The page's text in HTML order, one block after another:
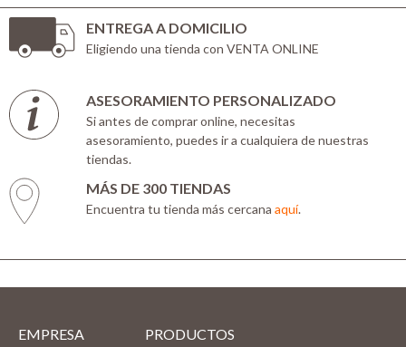
ENTREGA A DOMICILIO
Eligiendo una tienda con VENTA ONLINE
ASESORAMIENTO PERSONALIZADO
Si antes de comprar online, necesitas
asesoramiento, puedes ir a cualquiera de nuestras
tiendas.
MÁS DE 300 TIENDAS
Encuentra tu tienda más cercana aquí.
EMPRESA PRODUCTOS